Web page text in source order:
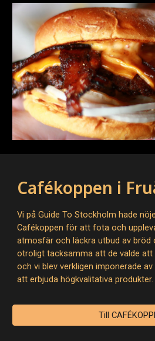
Cafékoppen i
Vi på Guide To Stockholm hade
Cafékoppen för att fota och
atmosfär och läckra utbud av bröd
otroligt tacksamma att de valde
och vi blev verkligen imponerade
att erbjuda högkvalitativa produkter.
Till